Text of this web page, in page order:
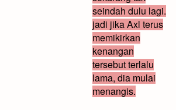
seindah dulu lagi.
jadi jika Axl terus
memikirkan
kenangan
tersebut terlalu
lama, dia mulai
menangis.